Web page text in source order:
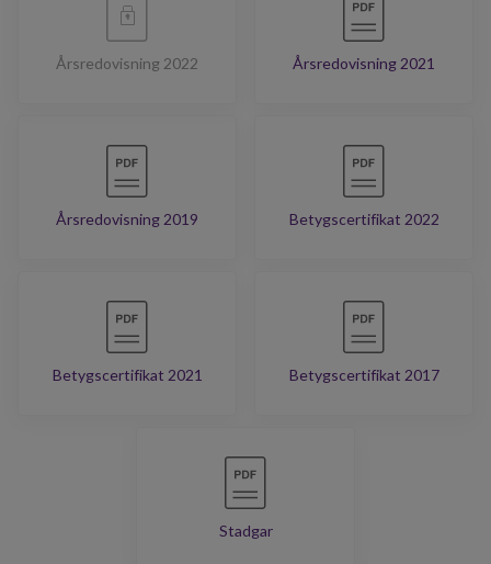
Årsredovisning 2022 Årsredovisning 2021
Årsredovisning 2019 Betygscertifikat 2022
Betygscertifikat 2021 Betygscertifikat 2017
Stadgar